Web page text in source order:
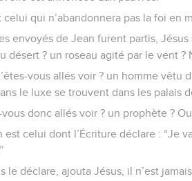
celui qui n’abandonnera pas la foi en
envoyés de Jean furent partis,
désert ? un roseau agité par le vent ?
vous allés voir ? un homme vêtu
le luxe se trouvent dans les palais
vous donc allés voir ? un prophète ?
est celui dont l’Écriture déclare : “Je
le déclare, ajouta Jésus, il n’est